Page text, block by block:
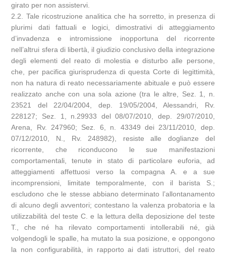
girato per non assistervi.
2.2. Tale ricostruzione analitica che ha sorretto, in presenza di
plurimi dati fattuali e logici, dimostrativi di atteggiamento
d’invadenza e intromissione inopportuna del ricorrente
nell’altrui sfera di libertà, il giudizio conclusivo della integrazione
degli elementi del reato di molestia e disturbo alle persone,
che, per pacifica giurisprudenza di questa Corte di legittimità,
non ha natura di reato necessariamente abituale e può essere
realizzato anche con una sola azione (tra le altre, Sez. 1, n.
23521 del 22/04/2004, dep. 19/05/2004, Alessandri, Rv.
228127; Sez. 1, n.29933 del 08/07/2010, dep. 29/07/2010,
Arena, Rv. 247960; Sez. 6, n. 43349 dei 23/11/2010, dep.
07/12/2010, N., Rv. 248982), resiste alle doglianze del
ricorrente, che riconducono le sue manifestazioni
comportamentali, tenute in stato di particolare euforia, ad
atteggiamenti affettuosi verso la compagna A. e a sue
incomprensioni, limitate temporalmente, con il barista S.;
escludono che le stesse abbiano determinato l’allontanamento
di alcuno degli avventori; contestano la valenza probatoria e la
utilizzabilità del teste C. e la lettura della deposizione del teste
T., che né ha rilevato comportamenti intollerabili né, già
volgendogli le spalle, ha mutato la sua posizione, e oppongono
la non configurabilità, in rapporto ai dati istruttori, del reato